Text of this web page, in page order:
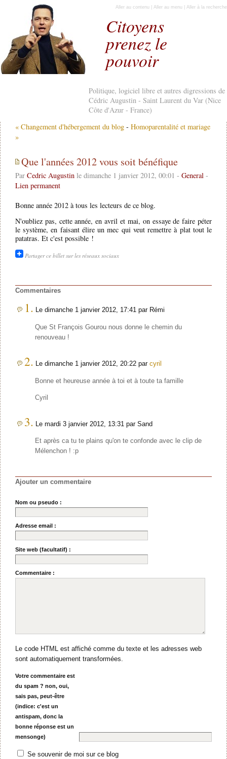
Citoyens
prenez le
pouvoir
Politique, logiciel libre et autres digressions de
Cédric Augustin - Saint Laurent du Var (Nice
Côte d'Azur - France)
Aller au contenu Aller au menu Aller à la recherche
« Changement d'hébergement du blog - Homoparentalité et mariage
»
Que l'années 2012 vous soit bénéfique
Par Cedric Augustinle dimanche 1 janvier 2012, 00:01 - General-
Lien permanent
Bonne année 2012 à tous les lecteurs de ce blog.
N'oubliez pas, cette année, en avril et mai, on essaye de faire péter
le système, en faisant élire un mec qui veut remettre à plat tout le
patatras. Et c'est possible !
Partager ce billet sur les réseaux sociaux
Commentaires
1. Le dimanche 1 janvier 2012, 17:41 par Rémi
Que St François Gourou nous donne le chemin du
renouveau !
2. Le dimanche 1 janvier 2012, 20:22 par cyril
Bonne et heureuse année à toi et à toute ta famille
Cyril
3. Le mardi 3 janvier 2012, 13:31 par Sand
Et après ca tu te plains qu'on te confonde avec le clip de
Mélenchon ! :p
Ajouter un commentaire
Nom ou pseudo :
Adresse email :
Site web (facultatif) :
Commentaire :
Le code HTML est affiché comme du texte et les adresses web
sont automatiquement transformées.
Votre commentaire est
du spam ? non, oui,
sais pas, peut-être
(indice: c'est un
antispam, donc la
bonne réponse est un
mensonge)
Se souvenir de moi sur ce blog